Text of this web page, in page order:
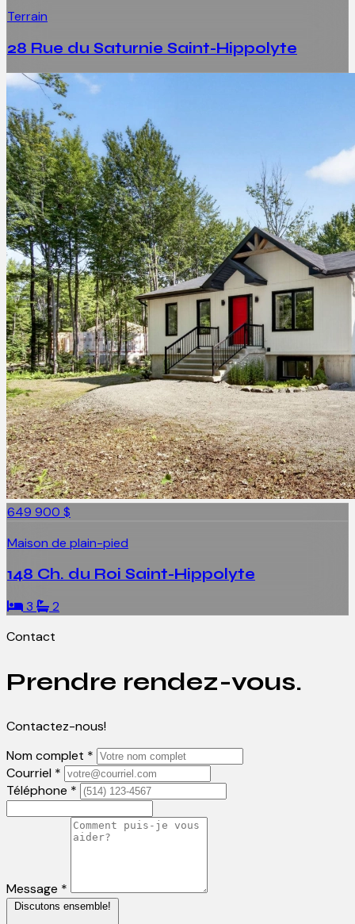
Terrain
28 Rue du Saturnie Saint-Hippolyte
649 900 $
Maison de plain-pied
148 Ch. du Roi Saint-Hippolyte
3
2
Contact
Prendre rendez-vous.
Contactez-nous!
Nom complet *
Courriel *
Téléphone *
Message *
Discutons ensemble!